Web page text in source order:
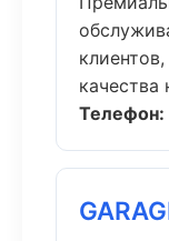
качества
Телефон: